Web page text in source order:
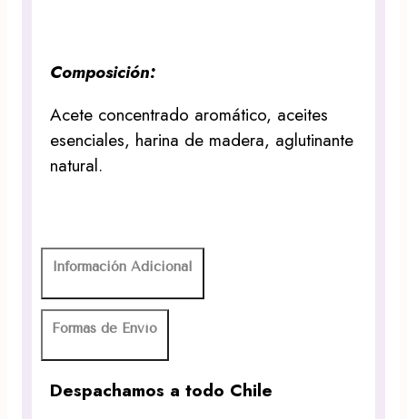
Composición:
Acete concentrado aromático, aceites
esenciales, harina de madera, aglutinante
natural.
Información Adicional
Formas de Envío
Despachamos a todo Chile